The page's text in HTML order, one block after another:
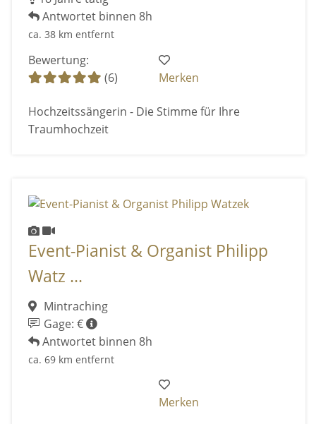
Antwortet binnen 8h
ca. 38 km entfernt
Bewertung:
(6)
Merken
Hochzeitssängerin - Die Stimme für Ihre
Traumhochzeit
Event-Pianist & Organist Philipp
Watz ...
Mintraching
Gage: €
Antwortet binnen 8h
ca. 69 km entfernt
Merken